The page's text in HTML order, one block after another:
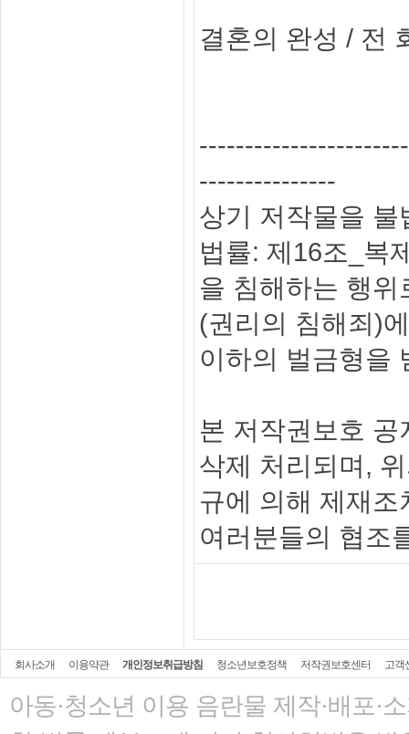
결혼의 완성 / 전
---------------
상기 저작물을
법률: 제16조_복
을 침해하는 행
(권리의 침해죄)
이하의 벌금형을
본 저작권보호
삭제 처리되며,
규에 의해 제재
여러분들의 협
회사소개 이용약관 개인정보취급방침 청소년보호정책 저작권보호센터 고객
아동·청소년 이용 음란물 제작·배포·